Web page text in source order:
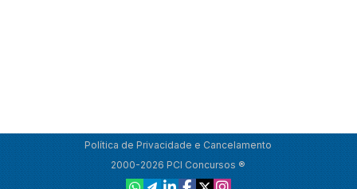
Política de Privacidade e Cancelamento
2000-2026 PCI Concursos ®